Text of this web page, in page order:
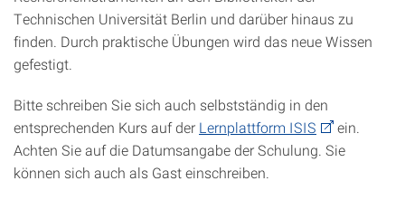
Technischen Universität Berlin und darüber hinaus zu
finden. Durch praktische Übungen wird das neue Wissen
gefestigt.
Bitte schreiben Sie sich auch selbstständig in den
entsprechenden Kurs auf der Lernplattform ISIS
ein.
Achten Sie auf die Datumsangabe der Schulung. Sie
können sich auch als Gast einschreiben.